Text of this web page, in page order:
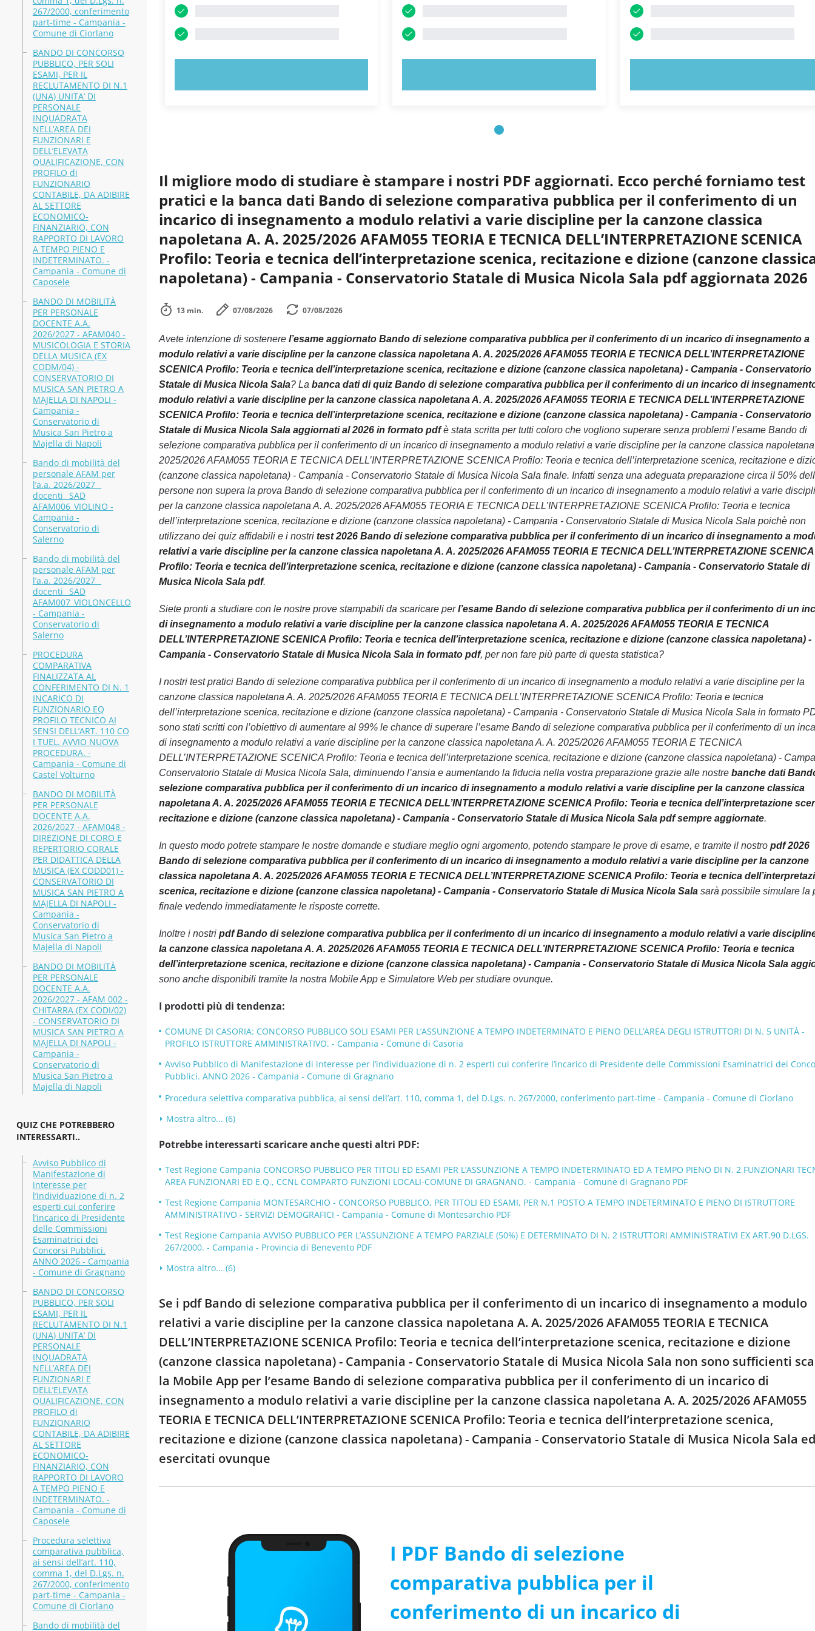
267/2000, conferimento
part-time - Campania -
Comune di Ciorlano
BANDO DI CONCORSO
PUBBLICO, PER SOLI
ESAMI, PER IL
RECLUTAMENTO DI N.1
(UNA) UNITA’ DI
PERSONALE
INQUADRATA
NELL’AREA DEI
FUNZIONARI E
DELL’ELEVATA
QUALIFICAZIONE, CON
PROFILO di
FUNZIONARIO
CONTABILE, DA ADIBIRE
AL SETTORE
ECONOMICO-
FINANZIARIO, CON
RAPPORTO DI LAVORO
A TEMPO PIENO E
INDETERMINATO. -
Campania - Comune di
Caposele
BANDO DI MOBILITÀ
PER PERSONALE
DOCENTE A.A.
2026/2027 - AFAM040 -
MUSICOLOGIA E STORIA
DELLA MUSICA (EX
CODM/04) -
CONSERVATORIO DI
MUSICA SAN PIETRO A
MAJELLA DI NAPOLI -
Campania -
Conservatorio di
Musica San Pietro a
Majella di Napoli
Bando di mobilità del
personale AFAM per
l’a.a. 2026/2027 _
docenti_ SAD
AFAM006_VIOLINO -
Campania -
Conservatorio di
Salerno
Bando di mobilità del
personale AFAM per
l’a.a. 2026/2027 _
docenti_ SAD
AFAM007_VIOLONCELLO
- Campania -
Conservatorio di
Salerno
PROCEDURA
COMPARATIVA
FINALIZZATA AL
CONFERIMENTO DI N. 1
INCARICO DI
FUNZIONARIO EQ
PROFILO TECNICO AI
SENSI DELL’ART. 110 CO
I TUEL. AVVIO NUOVA
PROCEDURA. -
Campania - Comune di
Castel Volturno
BANDO DI MOBILITÀ
PER PERSONALE
DOCENTE A.A.
2026/2027 - AFAM048 -
DIREZIONE DI CORO E
REPERTORIO CORALE
PER DIDATTICA DELLA
MUSICA (EX CODD01) -
CONSERVATORIO DI
MUSICA SAN PIETRO A
MAJELLA DI NAPOLI -
Campania -
Conservatorio di
Musica San Pietro a
Majella di Napoli
BANDO DI MOBILITÀ
PER PERSONALE
DOCENTE A.A.
2026/2027 - AFAM 002 -
CHITARRA (EX CODI/02)
- CONSERVATORIO DI
MUSICA SAN PIETRO A
MAJELLA DI NAPOLI -
Campania -
Conservatorio di
Musica San Pietro a
Majella di Napoli
QUIZ CHE POTREBBERO
INTERESSARTI..
Avviso Pubblico di
Manifestazione di
interesse per
l’individuazione di n. 2
esperti cui conferire
l’incarico di Presidente
delle Commissioni
Esaminatrici dei
Concorsi Pubblici.
ANNO 2026 - Campania
- Comune di Gragnano
BANDO DI CONCORSO
PUBBLICO, PER SOLI
ESAMI, PER IL
RECLUTAMENTO DI N.1
(UNA) UNITA’ DI
PERSONALE
INQUADRATA
NELL’AREA DEI
FUNZIONARI E
DELL’ELEVATA
QUALIFICAZIONE, CON
PROFILO di
FUNZIONARIO
CONTABILE, DA ADIBIRE
AL SETTORE
ECONOMICO-
FINANZIARIO, CON
RAPPORTO DI LAVORO
A TEMPO PIENO E
INDETERMINATO. -
Campania - Comune di
Caposele
Procedura selettiva
comparativa pubblica,
ai sensi dell’art. 110,
comma 1, del D.Lgs. n.
267/2000, conferimento
part-time - Campania -
Comune di Ciorlano
Bando di mobilità del
Il migliore modo di studiare è stampare i nostri PDF aggiornati. Ecco perché forniamo test
pratici e la banca dati Bando di selezione comparativa pubblica per il conferimento di un
incarico di insegnamento a modulo relativi a varie discipline per la canzone classica
napoletana A. A. 2025/2026 AFAM055 TEORIA E TECNICA DELL’INTERPRETAZIONE SCENICA
Profilo: Teoria e tecnica dell’interpretazione scenica, recitazione e dizione (canzone
napoletana) - Campania - Conservatorio Statale di Musica Nicola Sala pdf aggiornata 2026
13 min. 07/08/2026 07/08/2026
Avete intenzione di sostenere l’esame aggiornato Bando di selezione comparativa pubblica per il conferimento di un incarico di insegnamento a
modulo relativi a varie discipline per la canzone classica napoletana A. A. 2025/2026 AFAM055 TEORIA E TECNICA DELL’INTERPRETAZIONE
SCENICA Profilo: Teoria e tecnica dell’interpretazione scenica, recitazione e dizione (canzone classica napoletana) - Campania - Conservatorio
Statale di Musica Nicola Sala? La banca dati di quiz Bando di selezione comparativa pubblica per il conferimento di un incarico di
modulo relativi a varie discipline per la canzone classica napoletana A. A. 2025/2026 AFAM055 TEORIA E TECNICA DELL’INTERPRETAZIONE
SCENICA Profilo: Teoria e tecnica dell’interpretazione scenica, recitazione e dizione (canzone classica napoletana) - Campania - Conservatorio
Statale di Musica Nicola Sala aggiornati al 2026 in formato pdfè stata scritta per tutti coloro che vogliono superare senza problemi l’esame Bando di
selezione comparativa pubblica per il conferimento di un incarico di insegnamento a modulo relativi a varie discipline per la canzone classica napoletana
2025/2026 AFAM055 TEORIA E TECNICA DELL’INTERPRETAZIONE SCENICA Profilo: Teoria e tecnica dell’interpretazione scenica, recitazione e
(canzone classica napoletana) - Campania - Conservatorio Statale di Musica Nicola Sala finale. Infatti senza una adeguata preparazione circa il 50%
persone non supera la prova Bando di selezione comparativa pubblica per il conferimento di un incarico di insegnamento a modulo relativi a varie
per la canzone classica napoletana A. A. 2025/2026 AFAM055 TEORIA E TECNICA DELL’INTERPRETAZIONE SCENICA Profilo: Teoria e tecnica
dell’interpretazione scenica, recitazione e dizione (canzone classica napoletana) - Campania - Conservatorio Statale di Musica Nicola Sala poichè non
utilizzano dei quiz affidabili e i nostri test 2026 Bando di selezione comparativa pubblica per il conferimento di un incarico di insegnamento a
relativi a varie discipline per la canzone classica napoletana A. A. 2025/2026 AFAM055 TEORIA E TECNICA DELL’INTERPRETAZIONE SCENICA
Profilo: Teoria e tecnica dell’interpretazione scenica, recitazione e dizione (canzone classica napoletana) - Campania - Conservatorio Statale di
Musica Nicola Sala pdf.
Siete pronti a studiare con le nostre prove stampabili da scaricare perl’esame Bando di selezione comparativa pubblica per il conferimento di un
di insegnamento a modulo relativi a varie discipline per la canzone classica napoletana A. A. 2025/2026 AFAM055 TEORIA E TECNICA
DELL’INTERPRETAZIONE SCENICA Profilo: Teoria e tecnica dell’interpretazione scenica, recitazione e dizione (canzone classica napoletana) -
Campania - Conservatorio Statale di Musica Nicola Sala in formato pdf, per non fare più parte di questa statistica?
I nostri test pratici Bando di selezione comparativa pubblica per il conferimento di un incarico di insegnamento a modulo relativi a varie discipline per la
canzone classica napoletana A. A. 2025/2026 AFAM055 TEORIA E TECNICA DELL’INTERPRETAZIONE SCENICA Profilo: Teoria e tecnica
dell’interpretazione scenica, recitazione e dizione (canzone classica napoletana) - Campania - Conservatorio Statale di Musica Nicola Sala in formato
sono stati scritti con l’obiettivo di aumentare al 99% le chance di superare l’esame Bando di selezione comparativa pubblica per il conferimento di un
di insegnamento a modulo relativi a varie discipline per la canzone classica napoletana A. A. 2025/2026 AFAM055 TEORIA E TECNICA
DELL’INTERPRETAZIONE SCENICA Profilo: Teoria e tecnica dell’interpretazione scenica, recitazione e dizione (canzone classica napoletana) -
Conservatorio Statale di Musica Nicola Sala, diminuendo l’ansia e aumentando la fiducia nella vostra preparazione grazie alle nostre banche dati
selezione comparativa pubblica per il conferimento di un incarico di insegnamento a modulo relativi a varie discipline per la canzone classica
napoletana A. A. 2025/2026 AFAM055 TEORIA E TECNICA DELL’INTERPRETAZIONE SCENICA Profilo: Teoria e tecnica dell’interpretazione
recitazione e dizione (canzone classica napoletana) - Campania - Conservatorio Statale di Musica Nicola Sala pdf sempre aggiornate.
In questo modo potrete stampare le nostre domande e studiare meglio ogni argomento, potendo stampare le prove di esame, e tramite il nostro pdf 2026
Bando di selezione comparativa pubblica per il conferimento di un incarico di insegnamento a modulo relativi a varie discipline per la canzone
classica napoletana A. A. 2025/2026 AFAM055 TEORIA E TECNICA DELL’INTERPRETAZIONE SCENICA Profilo: Teoria e tecnica
scenica, recitazione e dizione (canzone classica napoletana) - Campania - Conservatorio Statale di Musica Nicola Salasarà possibile simulare la
finale vedendo immediatamente le risposte corrette.
Inoltre i nostri pdf Bando di selezione comparativa pubblica per il conferimento di un incarico di insegnamento a modulo relativi a varie
la canzone classica napoletana A. A. 2025/2026 AFAM055 TEORIA E TECNICA DELL’INTERPRETAZIONE SCENICA Profilo: Teoria e tecnica
dell’interpretazione scenica, recitazione e dizione (canzone classica napoletana) - Campania - Conservatorio Statale di Musica Nicola Sala
sono anche disponibili tramite la nostra Mobile App e Simulatore Web per studiare ovunque.
I prodotti più di tendenza:
COMUNE DI CASORIA: CONCORSO PUBBLICO SOLI ESAMI PER L’ASSUNZIONE A TEMPO INDETERMINATO E PIENO DELL’AREA DEGLI ISTRUTTORI DI N. 5 UNITÀ -
PROFILO ISTRUTTORE AMMINISTRATIVO. - Campania - Comune di Casoria
Avviso Pubblico di Manifestazione di interesse per l’individuazione di n. 2 esperti cui conferire l’incarico di Presidente delle Commissioni Esaminatrici dei
Pubblici. ANNO 2026 - Campania - Comune di Gragnano
Procedura selettiva comparativa pubblica, ai sensi dell’art. 110, comma 1, del D.Lgs. n. 267/2000, conferimento part-time - Campania - Comune di Ciorlano
Mostra altro... (6)
Potrebbe interessarti scaricare anche questi altri PDF:
Test Regione Campania CONCORSO PUBBLICO PER TITOLI ED ESAMI PER L’ASSUNZIONE A TEMPO INDETERMINATO ED A TEMPO PIENO DI N. 2 FUNZIONARI
AREA FUNZIONARI ED E.Q., CCNL COMPARTO FUNZIONI LOCALI-COMUNE DI GRAGNANO. - Campania - Comune di Gragnano PDF
Test Regione Campania MONTESARCHIO - CONCORSO PUBBLICO, PER TITOLI ED ESAMI, PER N.1 POSTO A TEMPO INDETERMINATO E PIENO DI ISTRUTTORE
AMMINISTRATIVO - SERVIZI DEMOGRAFICI - Campania - Comune di Montesarchio PDF
Test Regione Campania AVVISO PUBBLICO PER L’ASSUNZIONE A TEMPO PARZIALE (50%) E DETERMINATO DI N. 2 ISTRUTTORI AMMINISTRATIVI EX ART.90 D.LGS.
267/2000. - Campania - Provincia di Benevento PDF
Mostra altro... (6)
Se i pdf Bando di selezione comparativa pubblica per il conferimento di un incarico di insegnamento a modulo
relativi a varie discipline per la canzone classica napoletana A. A. 2025/2026 AFAM055 TEORIA E TECNICA
DELL’INTERPRETAZIONE SCENICA Profilo: Teoria e tecnica dell’interpretazione scenica, recitazione e dizione
(canzone classica napoletana) - Campania - Conservatorio Statale di Musica Nicola Sala non sono sufficienti
la Mobile App per l’esame Bando di selezione comparativa pubblica per il conferimento di un incarico di
insegnamento a modulo relativi a varie discipline per la canzone classica napoletana A. A. 2025/2026 AFAM055
TEORIA E TECNICA DELL’INTERPRETAZIONE SCENICA Profilo: Teoria e tecnica dell’interpretazione scenica,
recitazione e dizione (canzone classica napoletana) - Campania - Conservatorio Statale di Musica Nicola Sala ed
esercitati ovunque
I PDF Bando di selezione
comparativa pubblica per il
conferimento di un incarico di